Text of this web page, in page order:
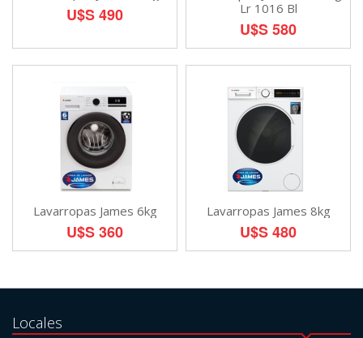
U$S 490
Lr 1016 Bl
U$S 580
Lavarropas James 6kg
U$S 360
Lavarropas James 8kg
U$S 480
Locales